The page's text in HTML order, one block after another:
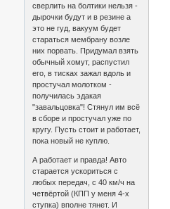
сверлить на болтики нельзя -
дырочки будут и в резине а
это не гуд, вакуум будет
стараться мембрану возле
них порвать. Придумал взять
обычный хомут, распустил
его, в тисках зажал вдоль и
простучал молотком -
получилась эдакая
"завальцовка"! Стянул им всё
в сборе и простучал уже по
кругу. Пусть стоит и работает,
пока новый не куплю.
А работает и правда! Авто
старается ускориться с
любых передач, с 40 км/ч на
четвёртой (КПП у меня 4-х
ступка) вполне тянет. И